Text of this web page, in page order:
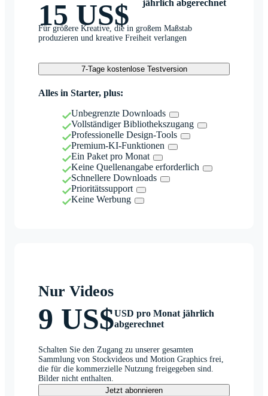
15 US$
jährlich abgerechnet
Für größere Kreative, die in großem Maßstab
produzieren und kreative Freiheit verlangen
7-Tage kostenlose Testversion
Alles in Starter, plus:
Unbegrenzte Downloads
Vollständiger Bibliothekszugang
Professionelle Design-Tools
Premium-KI-Funktionen
Ein Paket pro Monat
Keine Quellenangabe erforderlich
Schnellere Downloads
Prioritätssupport
Keine Werbung
Nur Videos
9 US$USD pro Monat jährlich
abgerechnet
Schalten Sie den Zugang zu unserer gesamten
Sammlung von Stockvideos und Motion Graphics frei,
die für die kommerzielle Nutzung freigegeben sind.
Bilder nicht enthalten.
Jetzt abonnieren